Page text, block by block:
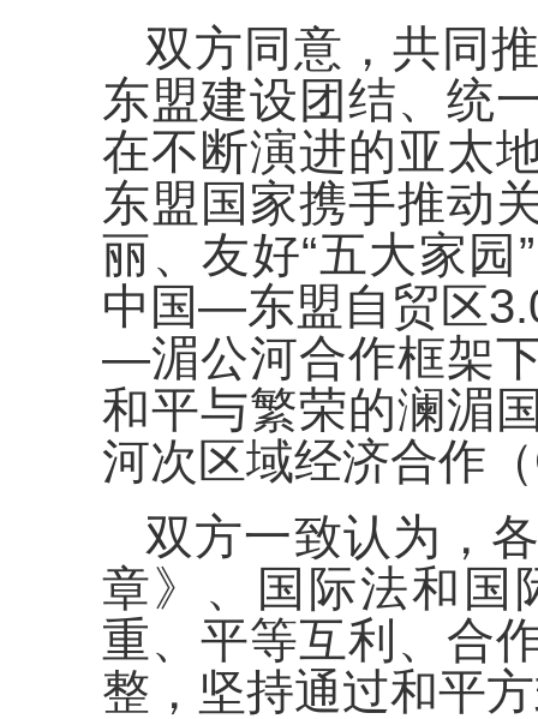
双方同意，共同
东盟建设团结、统
在不断演进的亚太
东盟国家携手推动
丽、友好“五大家
中国—东盟自贸区
—湄公河合作框架
和平与繁荣的澜湄
河次区域经济合作
双方一致认为，
章》、国际法和国
重、平等互利、合
整，坚持通过和平